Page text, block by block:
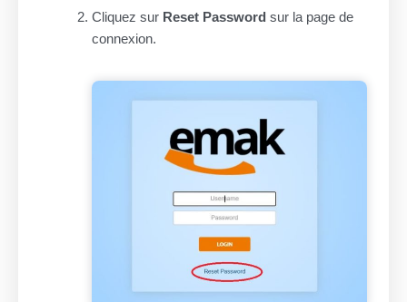
Cliquez sur Reset Password sur la page de
connexion.